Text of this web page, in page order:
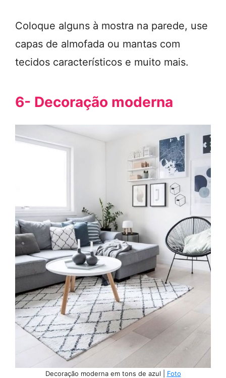
Coloque alguns à mostra na parede, use
capas de almofada ou mantas com
tecidos característicos e muito mais.
6- Decoração moderna
Decoração moderna em tons de azul | Foto